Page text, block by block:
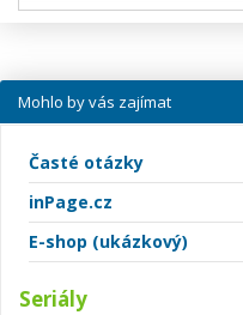
Mohlo by vás zajímat
Časté otázky
inPage.cz
E-shop (ukázkový)
Seriály